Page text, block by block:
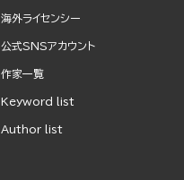
海外ライセンシー
公式SNSアカウント
作家一覧
Keyword list
Author list